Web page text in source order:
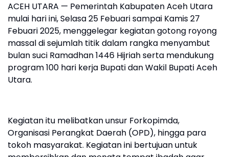
ACEH UTARA — Pemerintah Kabupaten Aceh Utara
mulai hari ini, Selasa 25 Febuari sampai Kamis 27
Febuari 2025, menggelegar kegiatan gotong royong
massal di sejumlah titik dalam rangka menyambut
bulan suci Ramadhan 1446 Hijriah serta mendukung
program 100 hari kerja Bupati dan Wakil Bupati Aceh
Utara.
Kegiatan itu melibatkan unsur Forkopimda,
Organisasi Perangkat Daerah (OPD), hingga para
tokoh masyarakat. Kegiatan ini bertujuan untuk